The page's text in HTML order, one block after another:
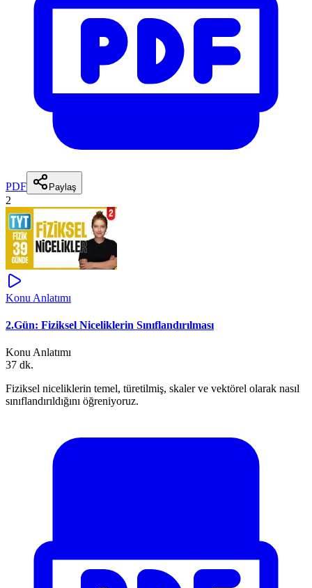
PDF Paylaş
2
Konu Anlatımı
2.Gün: Fiziksel Niceliklerin Sınıflandırılması
Konu Anlatımı
37 dk.
Fiziksel niceliklerin temel, türetilmiş, skaler ve vektörel olarak nasıl
sınıflandırıldığını öğreniyoruz.